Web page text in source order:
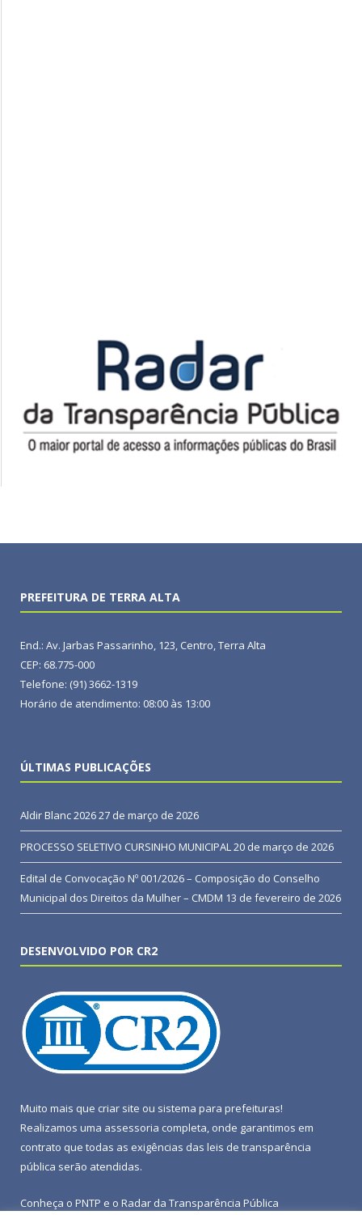
PREFEITURA DE TERRA ALTA
End.: Av. Jarbas Passarinho, 123, Centro, Terra Alta
CEP: 68.775-000
Telefone: (91) 3662-1319
Horário de atendimento: 08:00 às 13:00
ÚLTIMAS PUBLICAÇÕES
Aldir Blanc 202627 de março de 2026
PROCESSO SELETIVO CURSINHO MUNICIPAL20 de março de 2026
Edital de Convocação Nº 001/2026 – Composição do Conselho
Municipal dos Direitos da Mulher – CMDM 13 de fevereiro de 2026
DESENVOLVIDO POR CR2
Muito mais que criar site ou sistema para prefeituras!
Realizamos uma assessoria completa, onde garantimos em
contrato que todas as exigências das leis de transparência
pública serão atendidas.
Conheça o PNTP e o Radar da Transparência Pública